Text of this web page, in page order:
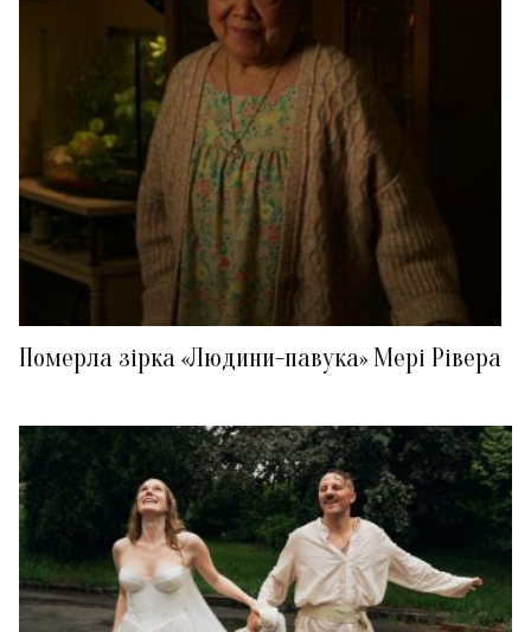
Померла зірка «Людини-павука» Мері Рівера